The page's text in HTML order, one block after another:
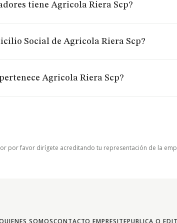
tiene Agricola Riera Scp?
Social de Agricola Riera Scp?
Agricola Riera Scp?
por favor dirígete acreditando tu representación de la
SOMOSCONTACTO EMPRESITEPUBLICA O